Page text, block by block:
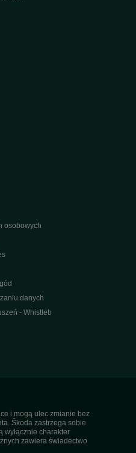
osobowych
danych
- Whistleb
i mogą ulec zmianie bez
Škoda zastrzega sobie
charakter
zawiera świadectwo